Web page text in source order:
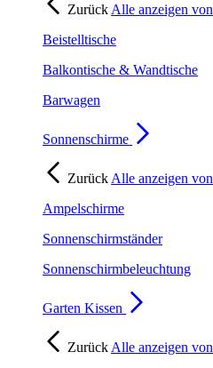
Zurück Alle anzeigen von
Beistelltische
Balkontische & Wandtische
Barwagen
Sonnenschirme
Zurück Alle anzeigen von
Ampelschirme
Sonnenschirmständer
Sonnenschirmbeleuchtung
Garten Kissen
Zurück Alle anzeigen von